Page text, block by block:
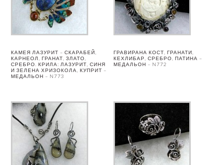
КАМЕЯ ЛАЗУРИТ – СКАРАБЕЙ,
КАРНЕОЛ, ГРАНАТ, ЗЛАТО,
СРЕБРО. КРИЛА: ЛАЗУРИТ, СИНЯ
И ЗЕЛЕНА ХРИЗОКОЛА, КУПРИТ –
МЕДАЛЬОН – N773
ГРАВИРАНА КОСТ, ГРАНАТИ,
КЕХЛИБАР, СРЕБРО, ПАТИНА –
МЕДАЛЬОН – N772